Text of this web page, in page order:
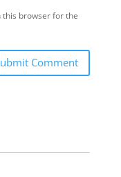
this browser for the
Comment